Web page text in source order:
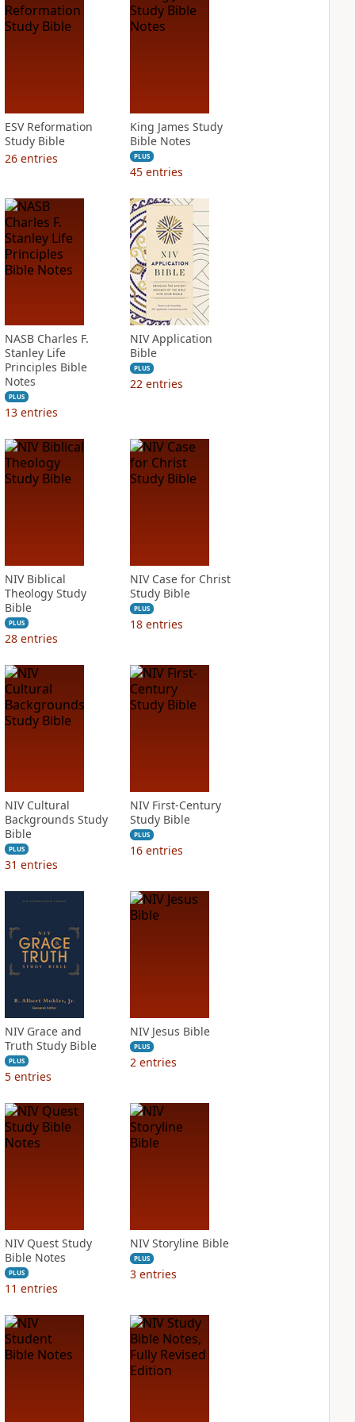
ESV Reformation
Study Bible
26 entries
King James Study
Bible Notes
PLUS
45 entries
NASB Charles F.
Stanley Life
Principles Bible
Notes
PLUS
13 entries
NIV Application
Bible
PLUS
22 entries
NIV Biblical
Theology Study
Bible
PLUS
28 entries
NIV Case for Christ
Study Bible
PLUS
18 entries
NIV Cultural
Backgrounds Study
Bible
PLUS
31 entries
NIV First-Century
Study Bible
PLUS
16 entries
NIV Grace and
Truth Study Bible
PLUS
5 entries
NIV Jesus Bible
PLUS
2 entries
NIV Quest Study
Bible Notes
PLUS
11 entries
NIV Storyline Bible
PLUS
3 entries